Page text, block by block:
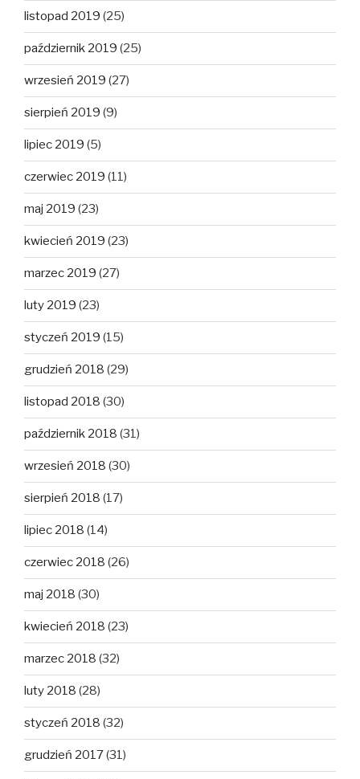
listopad 2019 (25)
październik 2019 (25)
wrzesień 2019 (27)
sierpień 2019 (9)
lipiec 2019 (5)
czerwiec 2019 (11)
maj 2019 (23)
kwiecień 2019 (23)
marzec 2019 (27)
luty 2019 (23)
styczeń 2019 (15)
grudzień 2018 (29)
listopad 2018 (30)
październik 2018 (31)
wrzesień 2018 (30)
sierpień 2018 (17)
lipiec 2018 (14)
czerwiec 2018 (26)
maj 2018 (30)
kwiecień 2018 (23)
marzec 2018 (32)
luty 2018 (28)
styczeń 2018 (32)
grudzień 2017(31)